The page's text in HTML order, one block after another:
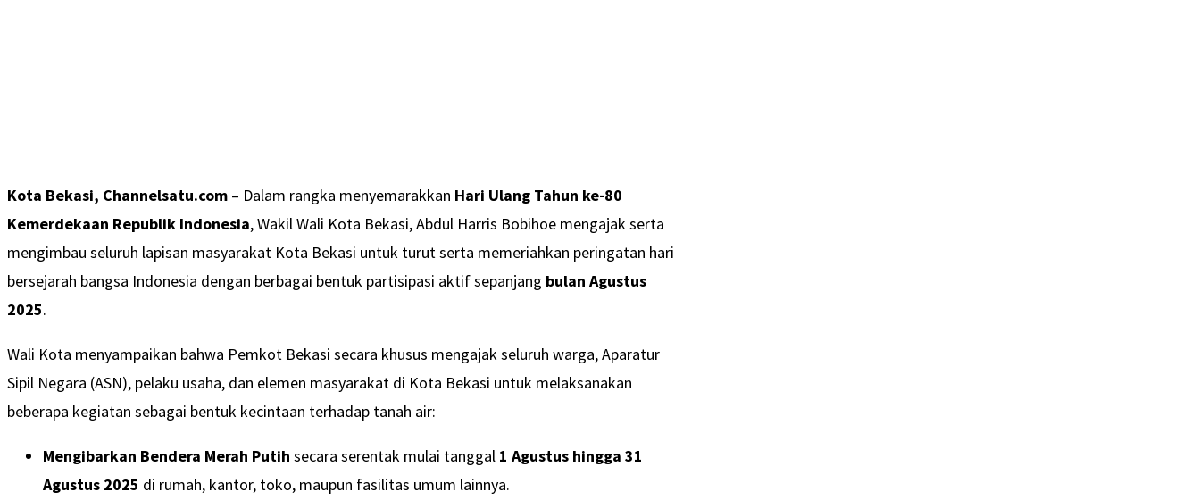
Kota Bekasi, Channelsatu.com – Dalam rangka menyemarakkan Hari Ulang Tahun ke-80
Kemerdekaan Republik Indonesia, Wakil Wali Kota Bekasi, Abdul Harris Bobihoe mengajak serta
mengimbau seluruh lapisan masyarakat Kota Bekasi untuk turut serta memeriahkan peringatan hari
bersejarah bangsa Indonesia dengan berbagai bentuk partisipasi aktif sepanjang bulan Agustus
2025.
Wali Kota menyampaikan bahwa Pemkot Bekasi secara khusus mengajak seluruh warga, Aparatur
Sipil Negara (ASN), pelaku usaha, dan elemen masyarakat di Kota Bekasi untuk melaksanakan
beberapa kegiatan sebagai bentuk kecintaan terhadap tanah air:
Mengibarkan Bendera Merah Putih secara serentak mulai tanggal 1 Agustus hingga 31
Agustus 2025 di rumah, kantor, toko, maupun fasilitas umum lainnya.